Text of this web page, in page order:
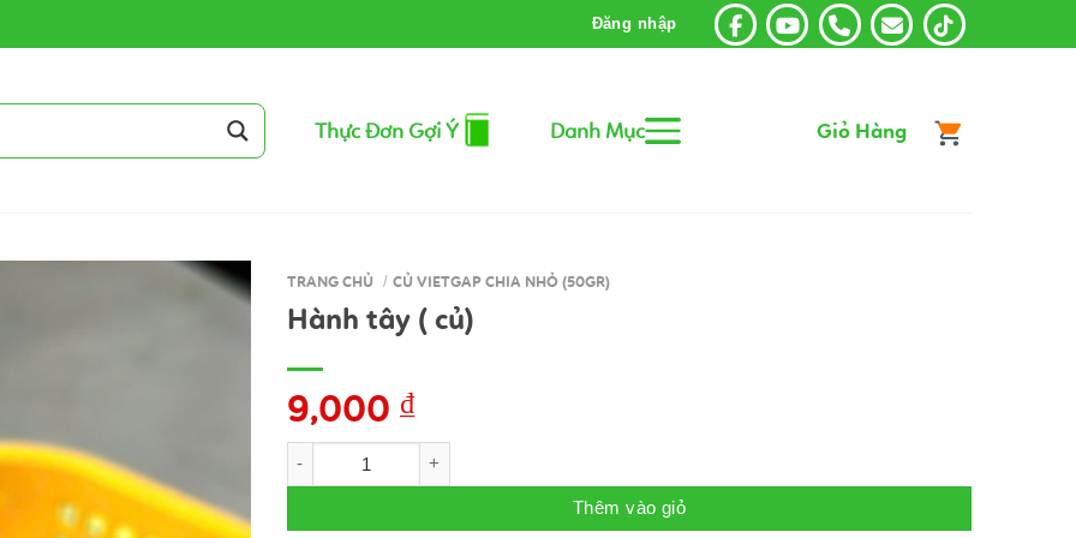
Đăng nhập
Thực Đơn Gợi Ý Danh Mục Giỏ Hàng
TRANG CHỦ / CỦ VIETGAP CHIA NHỎ (50GR)
Hành tây ( củ)
9,000 ₫
Thêm vào giỏ